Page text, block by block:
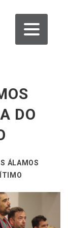
DO
ÁLAMOS